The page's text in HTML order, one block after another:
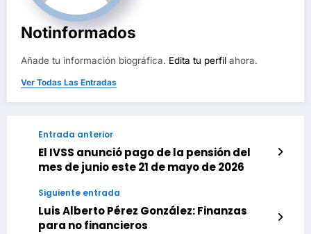
Notinformados
Añade tu información biográfica. Edita tu perfil ahora.
Ver Todas Las Entradas
Entrada anterior
El IVSS anunció pago de la pensión del
mes de junio este 21 de mayo de 2026
Siguiente entrada
Luis Alberto Pérez González: Finanzas
para no financieros